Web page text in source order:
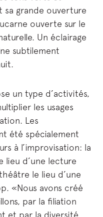
sa grande ouverture
ouverte sur le
Un éclairage
subtilement
un type d’activités,
les usages
Les
été spécialement
à l’improvisation: la
lieu d’une lecture
le lieu d’une
«Nous avons créé
par la filiation
et par la diversité